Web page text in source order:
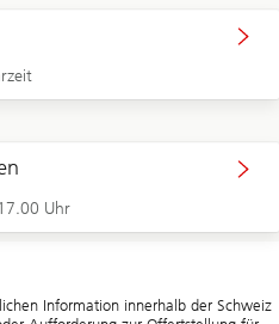
Uhr
Information innerhalb der Schweiz